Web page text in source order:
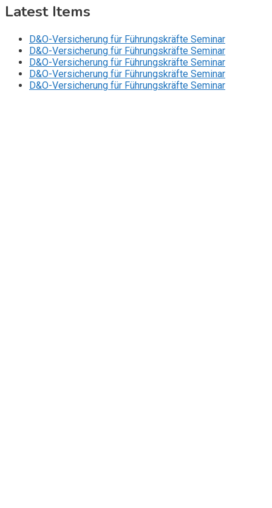
Latest Items
D&O-Versicherung für Führungskräfte Seminar
D&O-Versicherung für Führungskräfte Seminar
D&O-Versicherung für Führungskräfte Seminar
D&O-Versicherung für Führungskräfte Seminar
D&O-Versicherung für Führungskräfte Seminar